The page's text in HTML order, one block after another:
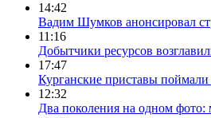
14:42
Вадим Шумков анонсировал
11:16
Добытчики ресурсов
17:47
Курганские приставы
12:32
Два поколения на одном фото: